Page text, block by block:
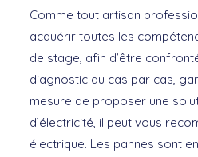
Comme tout artisan
acquérir toutes les
de stage, afin d’être
diagnostic au cas par cas,
mesure de proposer une
d’électricité, il peut vous
électrique. Les pannes sont